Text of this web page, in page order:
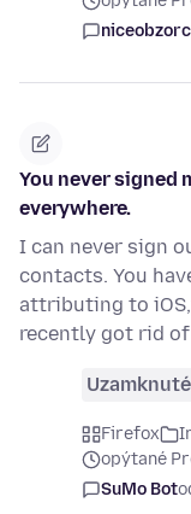
You never signed
everywhere.
I can never sign
contacts. You
attributing to
recently got rid
Uzamknuté
Firefox
opýtané
SuMo Bot